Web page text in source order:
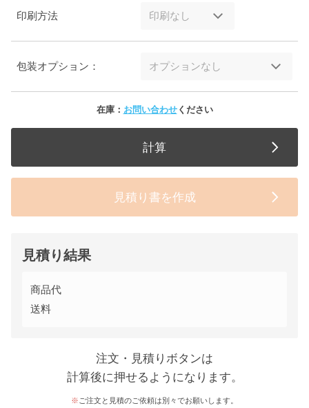
印刷方法
包装オプション：
在庫： お問い合わせください
計算
見積り書を作成
見積り結果
商品代
送料
注文・見積りボタンは
計算後に押せるようになります。
ご注文と見積のご依頼は別々でお願いします。